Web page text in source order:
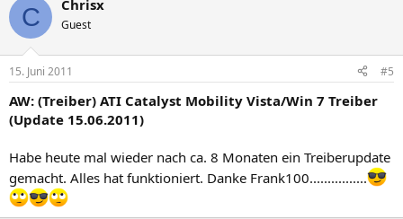
C Chrisx
Guest
15. Juni 2011 #5
AW: (Treiber) ATI Catalyst Mobility Vista/Win 7 Treiber
(Update 15.06.2011)
Habe heute mal wieder nach ca. 8 Monaten ein Treiberupdate
gemacht. Alles hat funktioniert. Danke Frank100................